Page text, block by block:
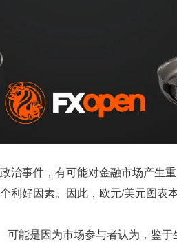
治事件，有可能对金融市场产生重
好因素。因此，欧元/美元图表
能是因为市场参与者认为，鉴